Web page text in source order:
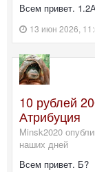
Всем привет.
13 июн 2026,
10 рублей
Атрибуция
Minsk2020
наших дней
Всем привет. Б?